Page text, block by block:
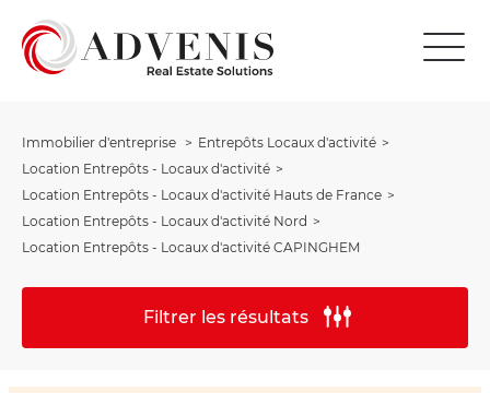
Immobilier d'entreprise
Entrepôts Locaux d'activité
Location Entrepôts - Locaux d'activité
Location Entrepôts - Locaux d'activité Hauts de France
Location Entrepôts - Locaux d'activité Nord
Location Entrepôts - Locaux d'activité CAPINGHEM
Filtrer les résultats